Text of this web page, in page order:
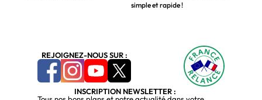
simple et rapide !
REJOIGNEZ-NOUS SUR :
INSCRIPTION NEWSLETTER :